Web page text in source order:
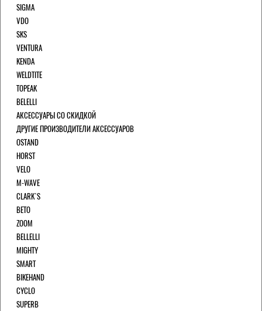
SIGMA
VDO
SKS
VENTURA
KENDA
WELDTITE
TOPEAK
BELELLI
АКСЕССУАРЫ СО СКИДКОЙ
ДРУГИЕ ПРОИЗВОДИТЕЛИ АКСЕССУАРОВ
OSTAND
HORST
VELO
M-WAVE
CLARK`S
BETO
ZOOM
BELLELLI
MIGHTY
SMART
BIKEHAND
CYCLO
SUPERB